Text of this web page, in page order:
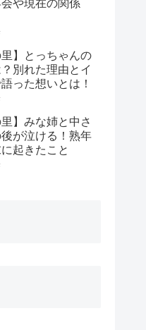
や現在の関係
里】とっちゃんの
別れた理由とイ
った想いとは！
里】みな姉と中さ
が泣ける！熟年
起きたこと